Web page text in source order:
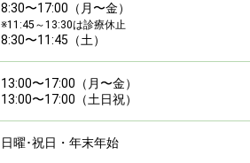
8:30〜17:00（月〜金）
※11:45～13:30は診療休止
8:30〜11:45（土）
13:00〜17:00（月〜金）
13:00〜17:00（土日祝）
日曜･祝日・年末年始